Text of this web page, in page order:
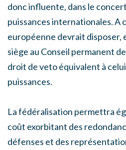
donc influente, dans le
puissances internationales. A
européenne devrait disposer,
siège au Conseil permanent
droit de veto équivalent à
puissances.
La fédéralisation permettra
coût exorbitant des
défenses et des